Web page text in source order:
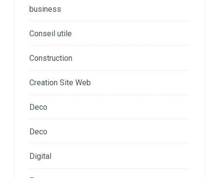
business
Conseil utile
Construction
Creation Site Web
Deco
Deco
Digital